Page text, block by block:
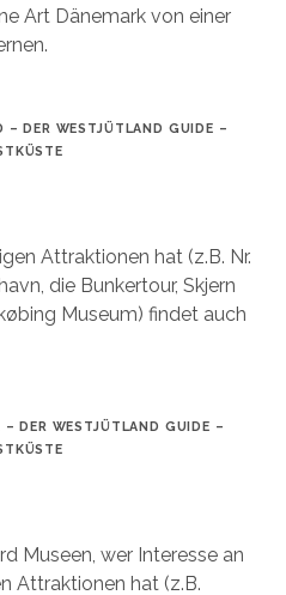
Art Dänemark von einer
– DER WESTJÜTLAND GUIDE –
Attraktionen hat (z.B. Nr.
die Bunkertour, Skjern
Museum) findet auch
– DER WESTJÜTLAND GUIDE –
Museen, wer Interesse an
Attraktionen hat (z.B.